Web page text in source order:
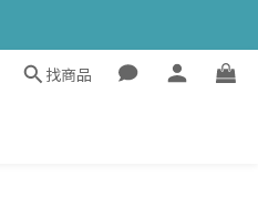
找商品